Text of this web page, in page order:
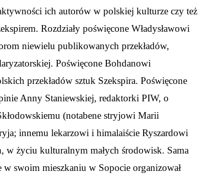
ich autorów w polskiej kulturze czy też
Rozdziały poświęcone Władysławowi
niewielu publikowanych przekładów,
Poświęcone Bohdanowi
przekładów sztuk Szekspira. Poświęcone
Anny Staniewskiej, redaktorki PIW, o
(notabene stryjowi Marii
innemu lekarzowi i himalaiście Ryszardowi
w życiu kulturalnym małych środowisk. Sama
swoim mieszkaniu w Sopocie organizował